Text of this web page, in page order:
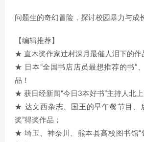
问题生的奇幻冒险，探讨校园暴力与成
【编辑推荐】
★ 直木奖作家辻村深月最催人泪下的作
★ 日本“全国书店店员最想推荐的书”
品！
★ 获日经新闻“今日3本好书”主持人北上
★ 达文西杂志、国王的早午餐节目、
奖”得奖作品；
★ 埼玉、神奈川、熊本县高校图书馆“